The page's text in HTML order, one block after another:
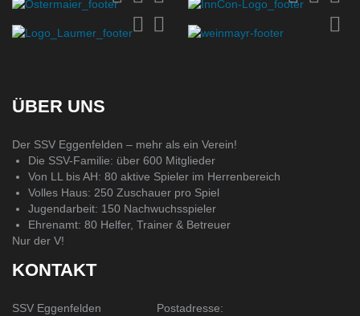
ÜBER UNS
Der SSV Eggenfelden – mehr als ein Verein!
Die SSV-Familie: über 600 Mitglieder
Von LL bis AH: 80 aktive Spieler im Herrenbereich
Volles Haus: 250 Zuschauer pro Spiel
Jugendarbeit: 150 Nachwuchsspieler
Ehrenamt: 80 Helfer, Trainer & Betreuer
Nur der V!
KONTAKT
SSV Eggenfelden
Postadresse: